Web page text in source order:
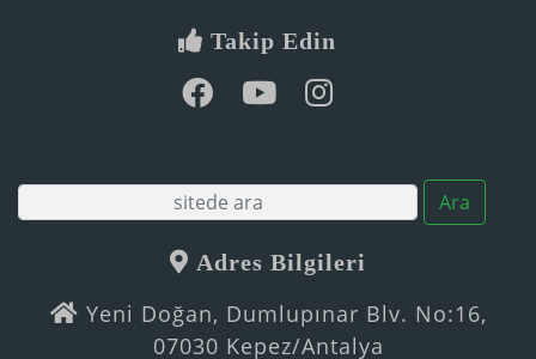
Takip Edin
Ara
Adres Bilgileri
Yeni Doğan, Dumlupınar Blv. No:16,
07030 Kepez/Antalya